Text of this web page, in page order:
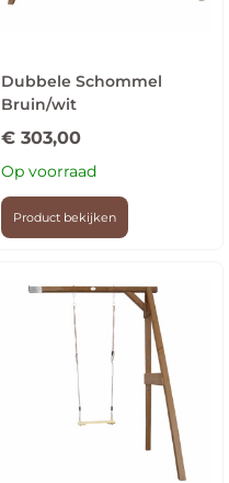
Dubbele Schommel
Bruin/wit
€ 303,00
Op voorraad
Product bekijken